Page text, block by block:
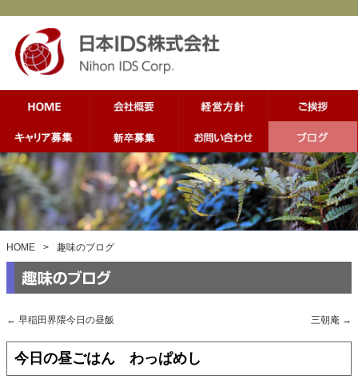
HOME > 趣味のブログ
← 早稲田界隈今日の昼飯 三朝庵 →
今日の昼ごはん わっぱめし